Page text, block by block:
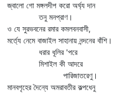
জ্বালো গো মঙ্গলদীপ করো অর্ঘ্য দান
তনু মনপ্রাণ।
ও যে সুরভবনের রমার কমলবনবাসী,
মর্ত্যে নেমে বাজাইল সাহানায় নন্দনের বাঁশি।
ধরার ধূলির 'পরে
মিশাইল কী আদরে
পারিজাতরেণু।
মানবগৃহের দৈন্যে অমরাবতীর কল্পধেনু